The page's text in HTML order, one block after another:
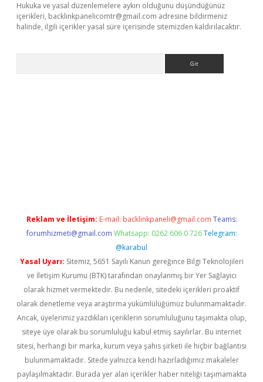
Hukuka ve yasal düzenlemelere aykırı olduğunu düşündüğünüz
içerikleri, backlinkpanelicomtr@gmail.com adresine bildirmeniz
halinde, ilgili içerikler yasal süre içerisinde sitemizden kaldırılacaktır.
Reklam ve İletişim: E-mail: backlinkpaneli@gmail.com Teams:
forumhizmeti@gmail.com Whatsapp: 0262 606 0 726 Telegram:
@karabul
Yasal Uyarı: Sitemiz, 5651 Sayılı Kanun gereğince Bilgi Teknolojileri
ve İletişim Kurumu (BTK) tarafından onaylanmış bir Yer Sağlayıcı
olarak hizmet vermektedir. Bu nedenle, sitedeki içerikleri proaktif
olarak denetleme veya araştırma yükümlülüğümüz bulunmamaktadır.
Ancak, üyelerimiz yazdıkları içeriklerin sorumluluğunu taşımakta olup,
siteye üye olarak bu sorumluluğu kabul etmiş sayılırlar. Bu internet
sitesi, herhangi bir marka, kurum veya şahıs şirketi ile hiçbir bağlantısı
bulunmamaktadır. Sitede yalnızca kendi hazırladığımız makaleler
paylaşılmaktadır. Burada yer alan içerikler haber niteliği taşımamakta